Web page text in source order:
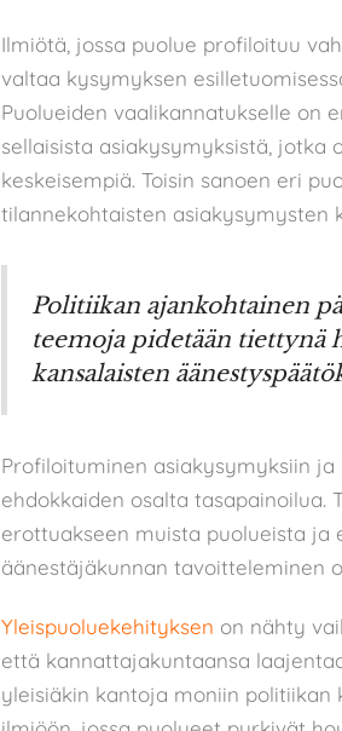
Ilmiötä, jossa puolue profiloituu
valtaa kysymyksen
Puolueiden vaalikannatukselle on
sellaisista asiakysymyksistä, jotka
keskeisempiä. Toisin sanoen eri
tilannekohtaisten asiakysymysten
Politiikan ajankohtainen
teemoja pidetään tiettynä
kansalaisten
Profiloituminen asiakysymyksiin
ehdokkaiden osalta tasapainoilua.
erottuakseen muista puolueista ja
äänestäjäkunnan tavoitteleminen
Yleispuoluekehityksen on nähty
että kannattajakuntaansa
yleisiäkin kantoja moniin politiikan